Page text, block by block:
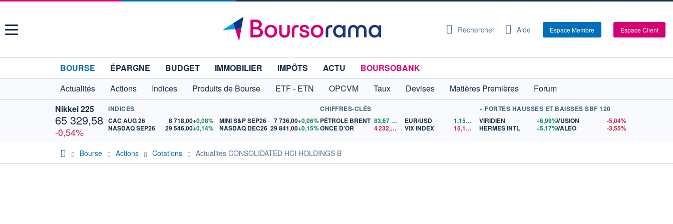
Menu Rechercher Aide Espace Membre Espace Client
BOURSE ÉPARGNE BUDGET IMMOBILIER IMPÔTS ACTU
BOURSOBANK
Actualités
Actions Indices Produits de Bourse ETF - ETN OPCVM Taux Devises Matières Premières
Forum
Nikkei 225
65 329,58
-0,54%
INDICES
CAC AUG 26
8 718,00+0,08%
NASDAQ SEP26
29 546,00+0,14%
MINI S&P SEP26 7 736,00+0,06%
NASDAQ DEC26 29 841,00+0,15%
CHIFFRES-CLÉS
PÉTROLE BRENT 83,67
ONCE D'OR
4 232,42 $US
EUR/USD 1,1521
$US
VIX INDEX
15,15$US
+ FORTES HAUSSES ET BAISSES SBF 120
VIRIDIEN
+6,99%
HERMES INTL
+5,17%
VUSION
-5,04%
VALEO
-3,55%
Bourse Actions Cotations Actualités CONSOLIDATED HCI HOLDINGS B